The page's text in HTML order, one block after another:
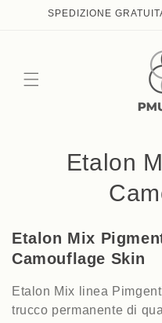
Skip toSPEDIZIONE
C
l
e
c
Etalon
Etalon Mix
Camouflage Skin
Etalon Mix linea
trucco permanente di